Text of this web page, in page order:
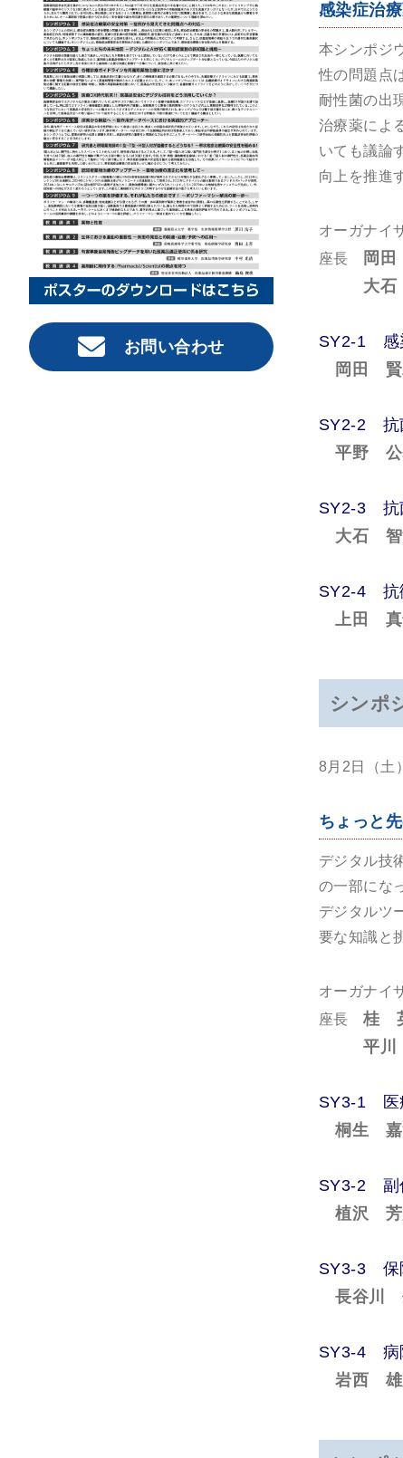
お問い合わせ
感染症治
本シンポジ
性の問題点
耐性菌の出
治療薬によ
いても議論
向上を推進
オーガナイ
座長
岡
大
SY2-1 感
岡田 賢
SY2-2 抗
平野 公
SY2-3 抗
大石 智
SY2-4 抗
上田 真
シンポ
8月2日（
ちょっと
デジタル技
の一部にな
デジタルツ
要な知識と
オーガナイ
座長桂
平
SY3-1 医
桐生 嘉
SY3-2 副
植沢 芳
SY3-3 保
長谷川
SY3-4 病
岩西 雄